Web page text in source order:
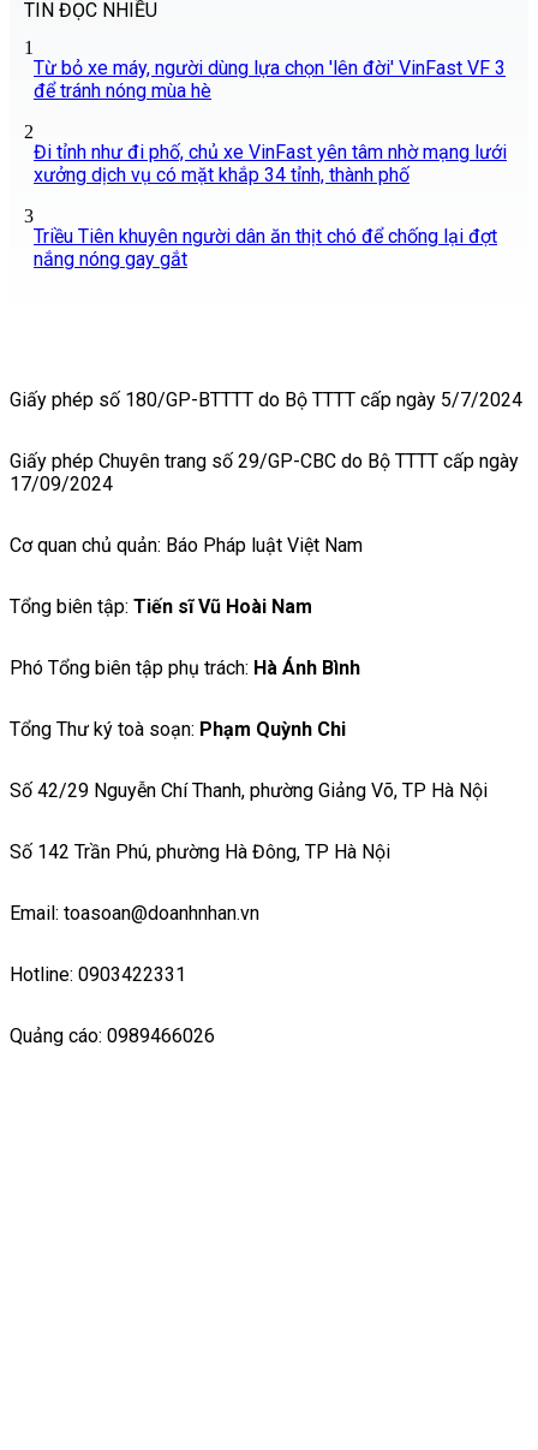
TIN ĐỌC NHIỀU
1
Từ bỏ xe máy, người dùng lựa chọn 'lên đời' VinFast VF 3
để tránh nóng mùa hè
2
Đi tỉnh như đi phố, chủ xe VinFast yên tâm nhờ mạng lưới
xưởng dịch vụ có mặt khắp 34 tỉnh, thành phố
3
Triều Tiên khuyên người dân ăn thịt chó để chống lại đợt
nắng nóng gay gắt
Giấy phép số 180/GP-BTTTT do Bộ TTTT cấp ngày 5/7/2024
Giấy phép Chuyên trang số 29/GP-CBC do Bộ TTTT cấp ngày
17/09/2024
Cơ quan chủ quản: Báo Pháp luật Việt Nam
Tổng biên tập: Tiến sĩ Vũ Hoài Nam
Phó Tổng biên tập phụ trách: Hà Ánh Bình
Tổng Thư ký toà soạn: Phạm Quỳnh Chi
Số 42/29 Nguyễn Chí Thanh, phường Giảng Võ, TP Hà Nội
Số 142 Trần Phú, phường Hà Đông, TP Hà Nội
Email: toasoan@doanhnhan.vn
Hotline: 0903422331
Quảng cáo: 0989466026